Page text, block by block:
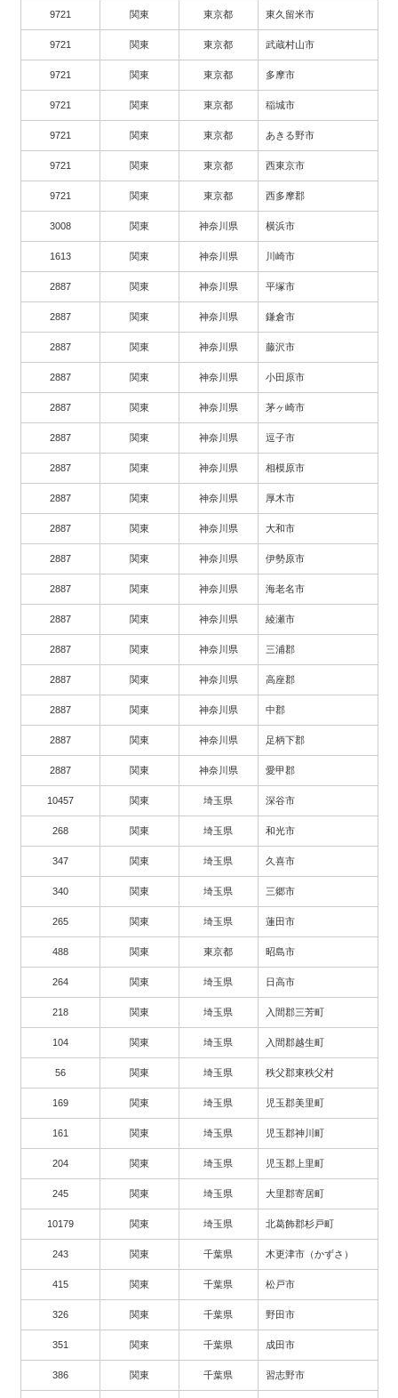
9721 関東 東京都 東久留米市
9721 関東 東京都 武蔵村山市
9721 関東 東京都 多摩市
9721 関東 東京都 稲城市
9721 関東 東京都 あきる野市
9721 関東 東京都 西東京市
9721 関東 東京都 西多摩郡
3008 関東 神奈川県 横浜市
1613 関東 神奈川県 川崎市
2887 関東 神奈川県 平塚市
2887 関東 神奈川県 鎌倉市
2887 関東 神奈川県 藤沢市
2887 関東 神奈川県 小田原市
2887 関東 神奈川県 茅ヶ崎市
2887 関東 神奈川県 逗子市
2887 関東 神奈川県 相模原市
2887 関東 神奈川県 厚木市
2887 関東 神奈川県 大和市
2887 関東 神奈川県 伊勢原市
2887 関東 神奈川県 海老名市
2887 関東 神奈川県 綾瀬市
2887 関東 神奈川県 三浦郡
2887 関東 神奈川県 高座郡
2887 関東 神奈川県 中郡
2887 関東 神奈川県 足柄下郡
2887 関東 神奈川県 愛甲郡
10457 関東 埼玉県 深谷市
268 関東 埼玉県 和光市
347 関東 埼玉県 久喜市
340 関東 埼玉県 三郷市
265 関東 埼玉県 蓮田市
488 関東 東京都 昭島市
264 関東 埼玉県 日高市
218 関東 埼玉県 入間郡三芳町
104 関東 埼玉県 入間郡越生町
56 関東 埼玉県 秩父郡東秩父村
169 関東 埼玉県 児玉郡美里町
161 関東 埼玉県 児玉郡神川町
204 関東 埼玉県 児玉郡上里町
245 関東 埼玉県 大里郡寄居町
10179 関東 埼玉県 北葛飾郡杉戸町
243 関東 千葉県 木更津市（かずさ）
415 関東 千葉県 松戸市
326 関東 千葉県 野田市
351 関東 千葉県 成田市
386 関東 千葉県 習志野市